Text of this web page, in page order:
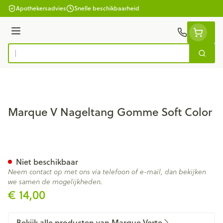
Ga naar de inhoud
Apothekersadvies Snelle beschikbaarheid
Menu
Product, merk, categorie...
Zoek
Marque V Nageltang Gomme Soft Color
€ 14,00
Niet beschikbaar
Neem contact op met ons via telefoon of e-mail, dan bekijken
we samen de mogelijkheden.